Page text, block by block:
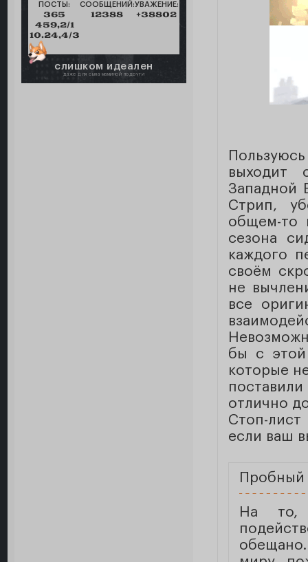
ПОСТЫ:
365
459,2/1
10.24,4/3
СООБЩЕНИЙ:
12388
УВАЖЕНИЕ:
+38802
слишком идеален
даже для сына маминой подруги
выходит
Западной
Стрип,
общем-то
сезона
каждого
своём
не
все
бы с этой
которые
отлично
Стоп-
если ваш
Пробный
На то,